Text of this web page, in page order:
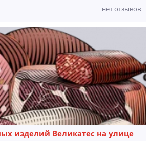
нет отзывов
изделий Великатес на улице